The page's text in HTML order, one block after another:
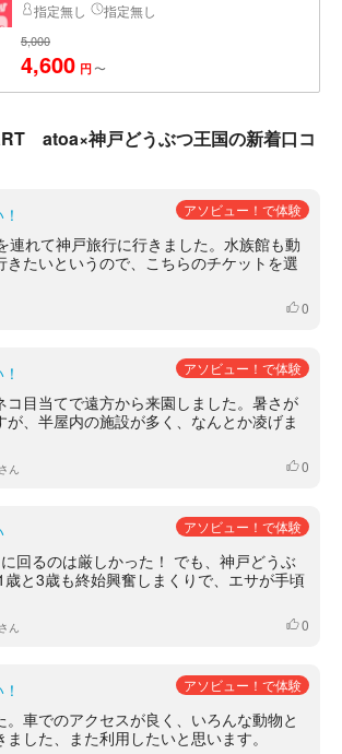
指定無し 指定無し
5,000
4,600 円 〜
atoa×神戸どうぶつ王国の新着口コ
アソビュー！で体験
連れて神戸旅行に行きました。水族館も動
きたいというので、こちらのチケットを選
いいね
0
アソビュー！で体験
コ目当てで遠方から来園しました。暑さが
が、半屋内の施設が多く、なんとか凌げま
ん いいね
0
アソビュー！で体験
回るのは厳しかった！ でも、神戸どうぶ
と3歳も終始興奮しまくりで、エサが手頃
ん いいね
0
アソビュー！で体験
。車でのアクセスが良く、いろんな動物と
した、また利用したいと思います。